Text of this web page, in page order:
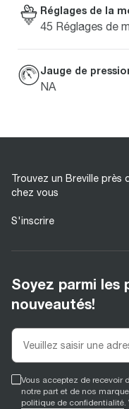
Réglages de la
45 Réglages de
Jauge de
NA
Trouvez un Breville près
chez vous
S'inscrire
Soyez parmi les
nouveautés!
Vous acceptez de recevoir
notre part et de nos
politique de confidentialité.